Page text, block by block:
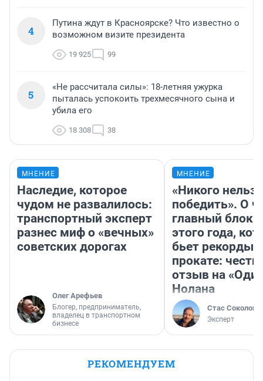
4
Путина ждут в Красноярске? Что известно о
возможном визите президента
19 925 99
5
«Не рассчитала силы»: 18-летняя ужурка
пыталась успокоить трехмесячного сына и
убила его
18 308 38
МНЕНИЕ
Наследие, которое
чудом не развалилось:
транспортный эксперт
разнес миф о «вечных»
советских дорогах
Олег Арефьев
Блогер, предприниматель,
владелец в транспортном
бизнесе
МНЕНИЕ
«Никого нельзя
победить». О
главный
этого года,
бьет рекорды в
прокате:
отзыв на
Нолана
Стас Соколов
Эксперт
РЕКОМЕНДУЕМ